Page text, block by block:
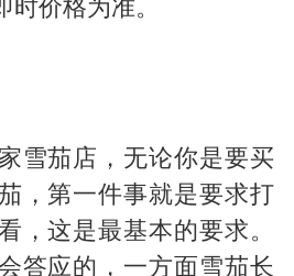
价格为准。
雪茄店，无论你是要买
，第一件事就是要求打
，这是最基本的要求。
答应的，一方面雪茄长